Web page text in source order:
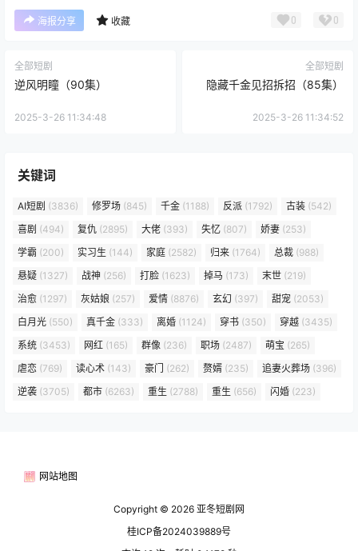
海报分享 收藏 0 0
全部短剧
逆风明瞳（90集）
2025-3-26 11:34:48
全部短剧
隐藏千金见招拆招（85集）
2025-3-26 11:34:52
关键词
AI短剧 (3836) 修罗场 (845) 千金 (1188) 反派 (1792) 古装 (542)
喜剧 (494) 复仇 (2895) 大佬 (393) 失忆 (807) 娇妻 (253)
学霸 (200) 实习生 (144) 家庭 (2582) 归来 (1764) 总裁 (988)
悬疑 (1327) 战神 (256) 打脸 (1623) 掉马 (173) 末世 (219)
治愈 (1297) 灰姑娘 (257) 爱情 (8876) 玄幻 (397) 甜宠 (2053)
白月光 (550) 真千金 (333) 离婚 (1124) 穿书 (350) 穿越 (3435)
系统 (3453) 网红 (165) 群像 (236) 职场 (2487) 萌宝 (265)
虐恋 (769) 读心术 (143) 豪门 (262) 赘婿 (235) 追妻火葬场 (396)
逆袭 (3705) 都市 (6263) 重生 (2788) 重生 (656) 闪婚 (223)
网站地图
Copyright © 2026 亚冬短剧网
桂ICP备2024039889号